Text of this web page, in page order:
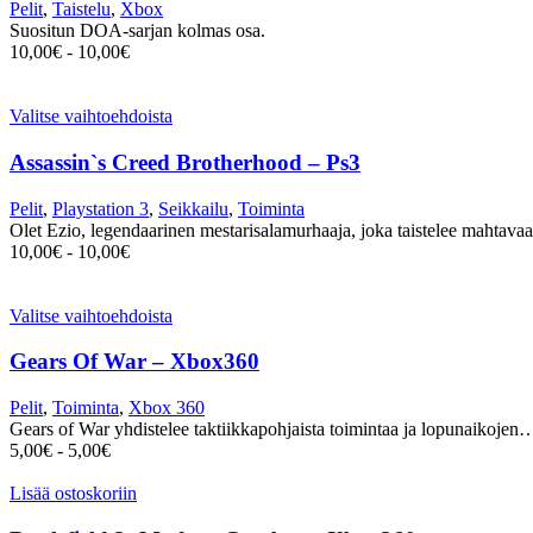
Pelit, Taistelu, Xbox
Suositun DOA-sarjan kolmas osa.
10,00€ - 10,00€
Valitse vaihtoehdoista
Assassin`s Creed Brotherhood – Ps3
Pelit, Playstation 3, Seikkailu, Toiminta
Olet Ezio, legendaarinen mestarisalamurhaaja, joka taistelee
10,00€ - 10,00€
Valitse vaihtoehdoista
Gears Of War – Xbox360
Pelit, Toiminta, Xbox 360
Gears of War yhdistelee taktiikkapohjaista toimintaa ja
5,00€ - 5,00€
Lisää ostoskoriin